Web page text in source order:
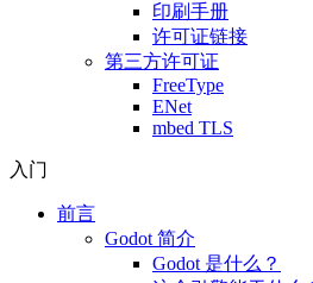
印刷手册
许可证链接
第三方许可证
FreeType
ENet
mbed TLS
入门
前言
Godot 简介
Godot 是什么？